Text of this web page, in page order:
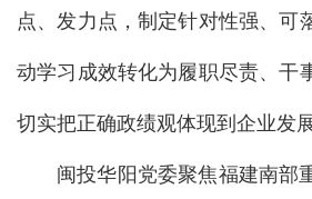
点、发力点，制定针对性强、可
动学习成效转化为履职尽责、干
切实把正确政绩观体现到企业发
闽投华阳党委聚焦福建南部